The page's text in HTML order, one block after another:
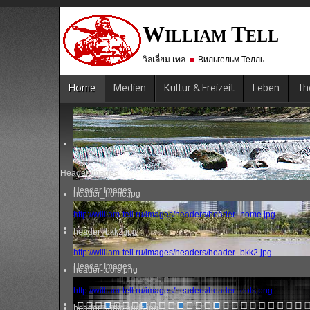
WILLIAM TELL
วิลเลี่ยม เทล Вильгельм Телль
Home Medien Kultur & Freizeit Leben
Header Images
Header Images
Header Images
header_home.jpg
http://william-tell.ru/images/headers/header_home.jpg
header_bkk2.jpg
http://william-tell.ru/images/headers/header_bkk2.jpg
header-tools.png
http://william-tell.ru/images/headers/header-tools.png
header-darkclouds.jpg